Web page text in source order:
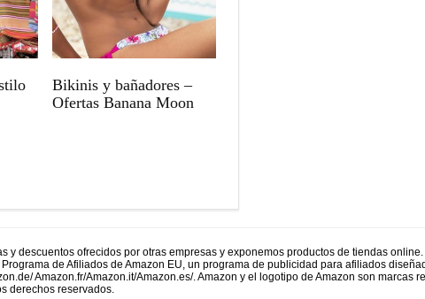
Bikinis y bañadores –
Ofertas Banana Moon
descuentos ofrecidos por otras empresas y exponemos productos de tiendas
de Afiliados de Amazon EU, un programa de publicidad para afiliados
Amazon.fr/Amazon.it/Amazon.es/. Amazon y el logotipo de Amazon son marcas
derechos reservados.